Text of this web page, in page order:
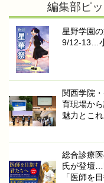
編集部ピ
星野学園の
9/12-13…
関西学院
育現場か
魅力とこれ
総合診療
氏が登壇…
「医師を